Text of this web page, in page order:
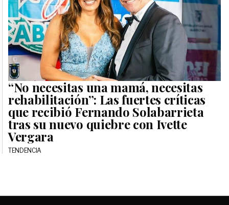
“No necesitas una mamá, necesitas
rehabilitación”: Las fuertes críticas
que recibió Fernando Solabarrieta
tras su nuevo quiebre con Ivette
Vergara
TENDENCIA